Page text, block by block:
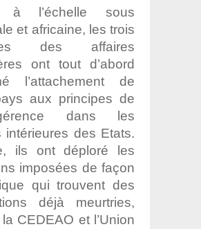
à l’échelle sous
et africaine, les trois
des affaires
ont tout d’abord
l’attachement de
aux principes de
dans les
intérieures des Etats.
ils ont déploré les
imposées de façon
qui trouvent des
déjà meurtries,
CEDEAO et l’Union